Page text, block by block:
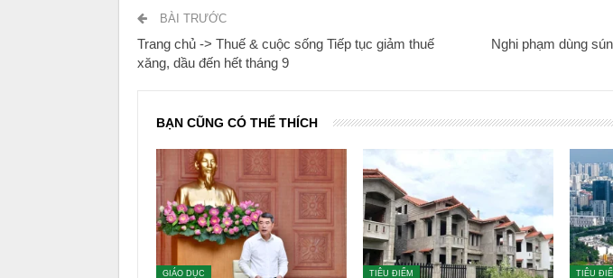
đội ngũ giáo viên, cơ sở vật chất, điều kiện học tập của học sinh
Thủ tướng Lê Minh Hưng cho biết Chính phủ sẽ giao các bộ,
trưởng chưa đạt yêu cầu, cũng như làm việc với cộng đồng
dụng để tháo gỡ, xử lý những vấn đề vướng mắc.
Tác giả: Ngọc An
Nguồn:tuoitre.vn
cơ chế công nghệ Thủ tướng Lê Minh Hưng